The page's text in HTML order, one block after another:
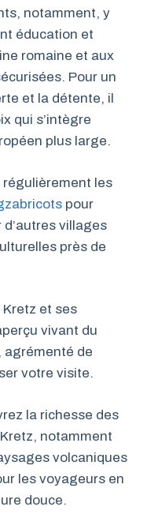
notamment, y
éducation et
romaine et aux
Pour un
et la détente, il
qui s’intègre
plus large.
régulièrement les
pour
villages
près de
Kretz et ses
vivant du
agrémenté de
votre visite.
la richesse des
notamment
volcaniques
les voyageurs en
douce.